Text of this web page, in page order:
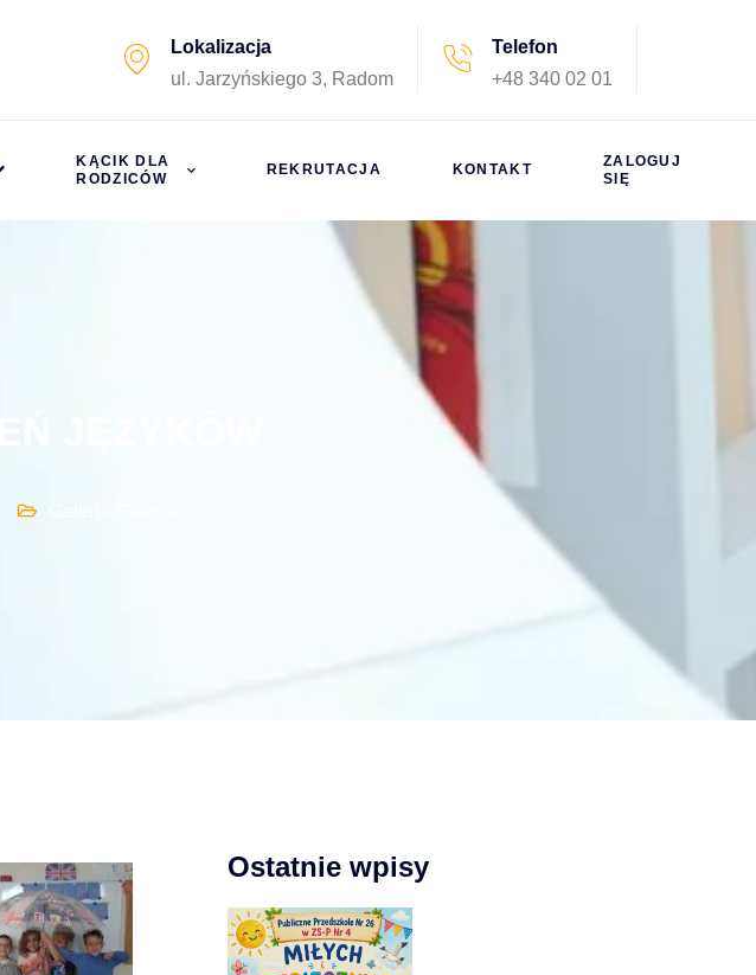
Lokalizacja
ul. Jarzyńskiego 3, Radom
Telefon
+48 340 02 01
KĄCIK DLA
RODZICÓW
REKRUTACJA KONTAKT
ZALOGUJ
SIĘ
Ostatnie wpisy